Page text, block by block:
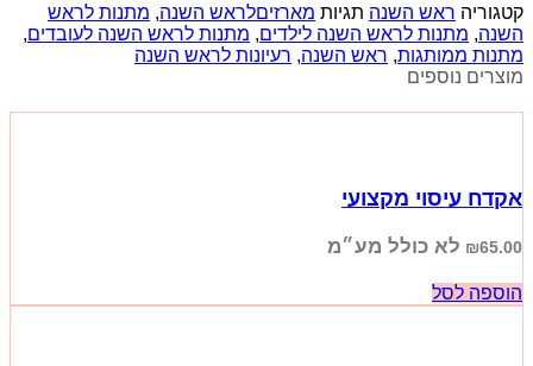
קטגוריה ראש השנה תגיות מארזיםלראש השנה, מתנות לראש
השנה, מתנות לראש השנה לילדים, מתנות לראש השנה לעובדים,
מתנות ממותגות, ראש השנה, רעיונות לראש השנה
מוצרים נוספים
אקדח עיסוי מקצועי
₪65.00 לא כולל מע״מ
הוספה לסל